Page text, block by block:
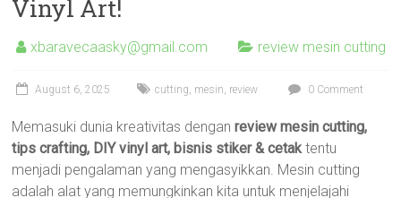
Vinyl Art!
xbaravecaasky@gmail.com review mesin cutting
August 6, 2025 cutting, mesin, review 0 Comment
Memasuki dunia kreativitas denganreview mesin cutting,
tips crafting, DIY vinyl art, bisnis stiker & cetaktentu
menjadi pengalaman yang mengasyikkan. Mesin cutting
adalah alat yang memungkinkan kita untuk menjelajahi